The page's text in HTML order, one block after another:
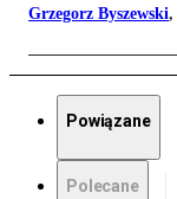
Grzegorz Byszewski,
Powiązane
Polecane